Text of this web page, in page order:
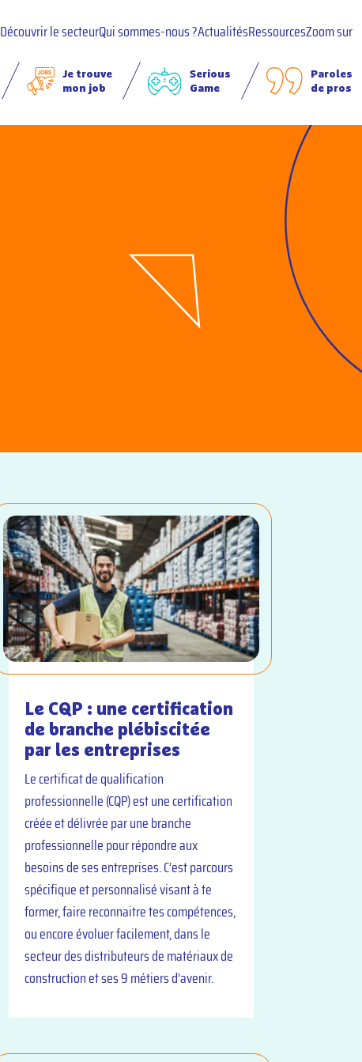
Découvrir le secteurQui sommes-nous ?ActualitésRessourcesZoom sur
Je trouve
mon job
Serious
Game
Paroles
de pros
Le CQP : une certification
de branche plébiscitée
par les entreprises
Le certificat de qualification
professionnelle (CQP) est une certification
créée et délivrée par une branche
professionnelle pour répondre aux
besoins de ses entreprises. C’est parcours
spécifique et personnalisé visant à te
former, faire reconnaitre tes compétences,
ou encore évoluer facilement, dans le
secteur des distributeurs de matériaux de
construction et ses 9 métiers d’avenir.